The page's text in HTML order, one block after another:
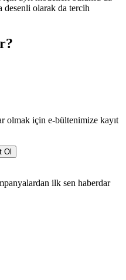
desenli olarak da tercih
olmak için e-bültenimize kayıt
Ol
ilk sen haberdar